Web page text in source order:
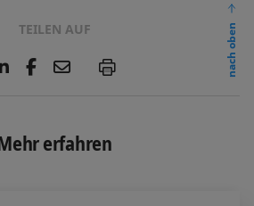
TEILEN AUF
L
e
d
F
o
E
l
P
nach oben
erfahren